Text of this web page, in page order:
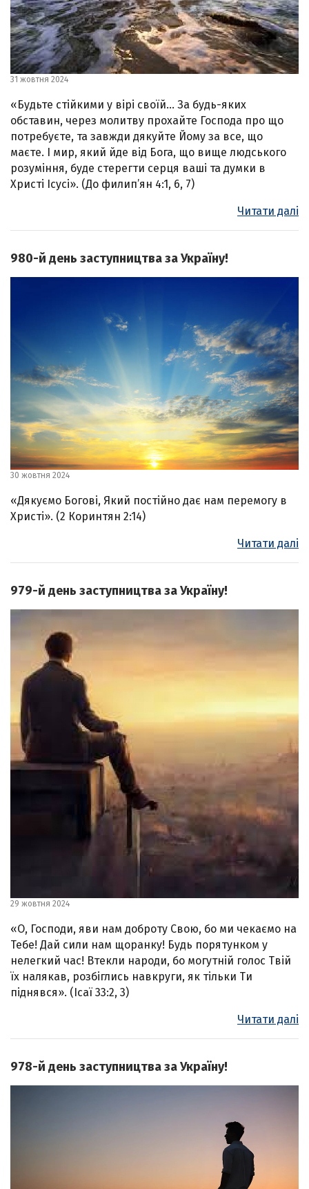
31 жовтня 2024
«Будьте стійкими у вірі своїй… За будь-яких
обставин, через молитву прохайте Господа про що
потребуєте, та завжди дякуйте Йому за все, що
маєте. І мир, який йде від Бога, що вище людського
розуміння, буде стерегти серця ваші та думки в
Христі Ісусі». (До филип’ян 4:1, 6, 7)
Читати далі
980-й день заступництва за Україну!
30 жовтня 2024
«Дякуємо Богові, Який постійно дає нам перемогу в
Христі». (2 Коринтян 2:14)
Читати далі
979-й день заступництва за Україну!
29 жовтня 2024
«О, Господи, яви нам доброту Свою, бо ми чекаємо на
Тебе! Дай сили нам щоранку! Будь порятунком у
нелегкий час! Втекли народи, бо могутній голос Твій
їх налякав, розбіглись навкруги, як тільки Ти
піднявся». (Ісаї 33:2, 3)
Читати далі
978-й день заступництва за Україну!